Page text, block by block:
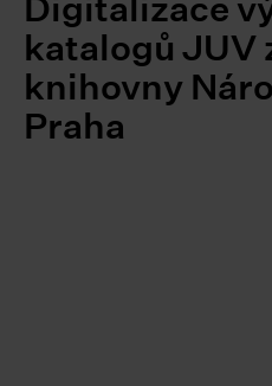
Digitalizace
katalogů JUV
knihovny
Praha